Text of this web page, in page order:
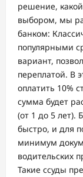
решение,
выбором, мы
банком:
популярными
вариант,
переплатой. В
оплатить 10%
сумма будет
(от 1 до 5 лет).
быстро, и для
минимум
водительских
Такие ссуды